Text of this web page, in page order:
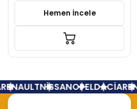
Hemen İncele
NİSSANOPELDACİA